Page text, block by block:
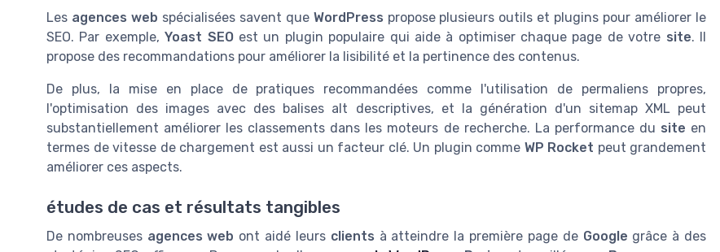
Les agences web spécialisées savent que WordPress propose plusieurs outils et plugins pour améliorer le
SEO. Par exemple,Yoast SEOest un plugin populaire qui aide à optimiser chaque page de votre site. Il
propose des recommandations pour améliorer la lisibilité et la pertinence des contenus.
De plus, la mise en place de pratiques recommandées comme l'utilisation de permaliens propres,
l'optimisation des images avec des balises alt descriptives, et la génération d'un sitemap XML peut
substantiellement améliorer les classements dans les moteurs de recherche. La performance du site en
termes de vitesse de chargement est aussi un facteur clé. Un plugin comme WP Rocket peut grandement
améliorer ces aspects.
études de cas et résultats tangibles
De nombreuses agences web ont aidé leurs clients à atteindre la première page de Google grâce à des